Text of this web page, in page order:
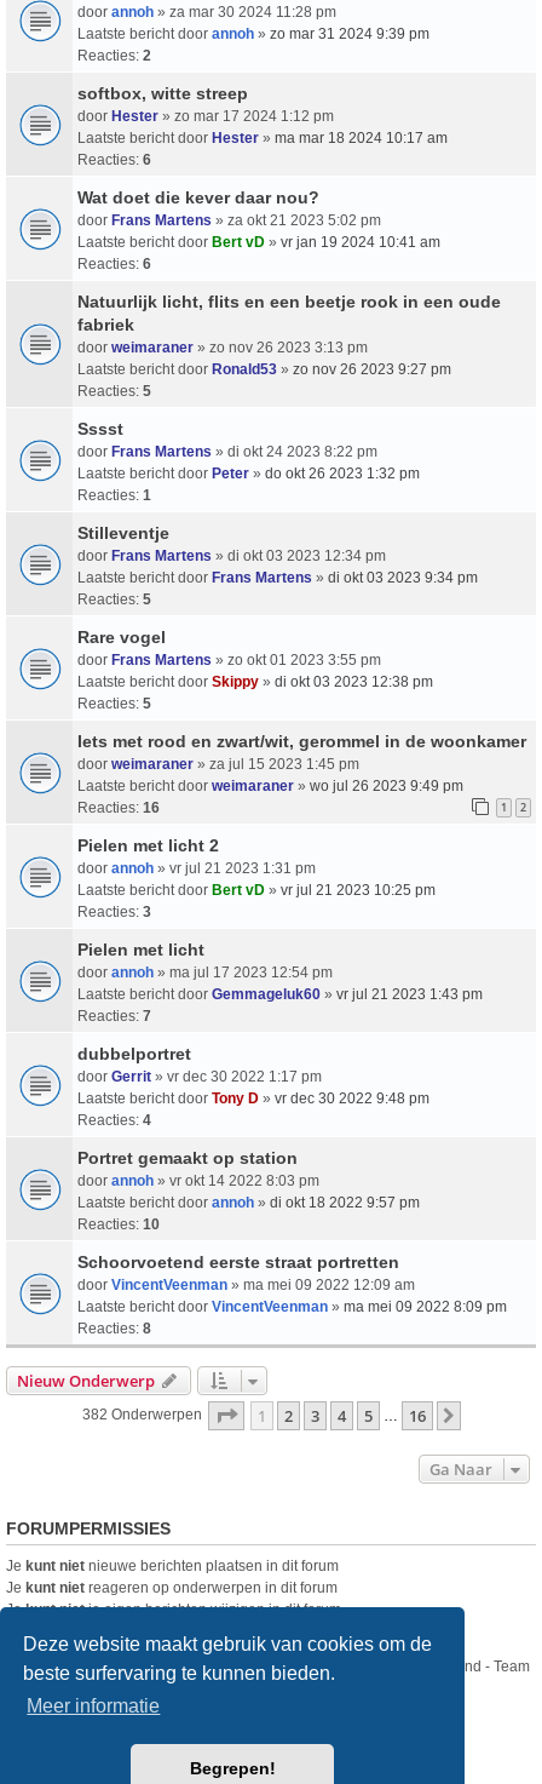
Deze website maakt gebruik van cookies om de
beste surfervaring te kunnen bieden.
Meer informatie
Begrepen!
door annoh » za mar 30 2024 11:28 pm
Laatste bericht door annoh » zo mar 31 2024 9:39 pm
Reacties: 2
softbox, witte streep
door Hester » zo mar 17 2024 1:12 pm
Laatste bericht door Hester » ma mar 18 2024 10:17 am
Reacties: 6
Wat doet die kever daar nou?
door Frans Martens » za okt 21 2023 5:02 pm
Laatste bericht door Bert vD » vr jan 19 2024 10:41 am
Reacties: 6
Natuurlijk licht, flits en een beetje rook in een oude
fabriek
door weimaraner » zo nov 26 2023 3:13 pm
Laatste bericht door Ronald53 » zo nov 26 2023 9:27 pm
Reacties: 5
Sssst
door Frans Martens » di okt 24 2023 8:22 pm
Laatste bericht door Peter » do okt 26 2023 1:32 pm
Reacties: 1
Stilleventje
door Frans Martens » di okt 03 2023 12:34 pm
Laatste bericht door Frans Martens » di okt 03 2023 9:34 pm
Reacties: 5
Rare vogel
door Frans Martens » zo okt 01 2023 3:55 pm
Laatste bericht door Skippy » di okt 03 2023 12:38 pm
Reacties: 5
Iets met rood en zwart/wit, gerommel in de woonkamer
door weimaraner » za jul 15 2023 1:45 pm
Laatste bericht door weimaraner » wo jul 26 2023 9:49 pm
Reacties: 16 1 2
Pielen met licht 2
door annoh » vr jul 21 2023 1:31 pm
Laatste bericht door Bert vD » vr jul 21 2023 10:25 pm
Reacties: 3
Pielen met licht
door annoh » ma jul 17 2023 12:54 pm
Laatste bericht door Gemmageluk60 » vr jul 21 2023 1:43 pm
Reacties: 7
dubbelportret
door Gerrit » vr dec 30 2022 1:17 pm
Laatste bericht door Tony D » vr dec 30 2022 9:48 pm
Reacties: 4
Portret gemaakt op station
door annoh » vr okt 14 2022 8:03 pm
Laatste bericht door annoh » di okt 18 2022 9:57 pm
Reacties: 10
Schoorvoetend eerste straat portretten
door VincentVeenman » ma mei 09 2022 12:09 am
Laatste bericht door VincentVeenman » ma mei 09 2022 8:09 pm
Reacties: 8
Nieuw Onderwerp
382 Onderwerpen Pagina Van16
1 2 3 4 5 16
Ga Naar
FORUMPERMISSIES
Je kunt niet nieuwe berichten plaatsen in dit forum
Je kunt niet reageren op onderwerpen in dit forum
Jekunt nietje eigen berichten wijzigen in dit forum
Nikon Club Nederland - Team
Forum
Copyright © Nikon Club Nederland 2023
® Forum Software © phpBB Limited